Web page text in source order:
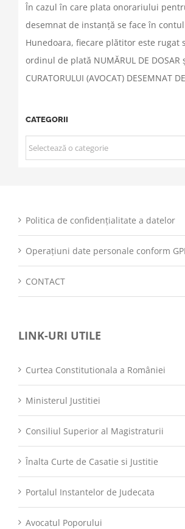
În cazul în care plata onorariului
desemnat de instanță se face în
Hunedoara, fiecare plătitor este rugat
ordinul de plată NUMĂRUL DE DOSAR
CURATORULUI (AVOCAT) DESEMNAT
CATEGORII
CATEGORII
Politica de confidențialitate a datelor
Operațiuni date personale conform
CONTACT
LINK-URI UTILE
Curtea Constitutionala a României
Ministerul Justitiei
Consiliul Superior al Magistraturii
Înalta Curte de Casatie si Justitie
Portalul Instantelor de Judecata
Avocatul Poporului